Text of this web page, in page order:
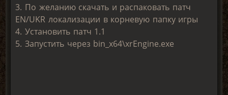
3. По желанию скачать и распаковать патч
EN/UKR локализации в корневую папку игры
4. Установить патч 1.1
5. Запустить через bin_x64\xrEngine.exe